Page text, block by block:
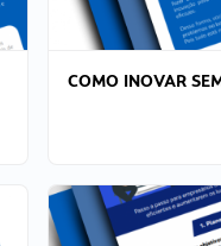
COMO INOVAR